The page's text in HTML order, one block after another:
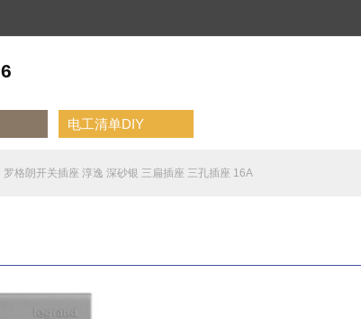
电工清单DIY
罗格朗开关插座 淳逸 深砂银 三扁插座 三孔插座 16A